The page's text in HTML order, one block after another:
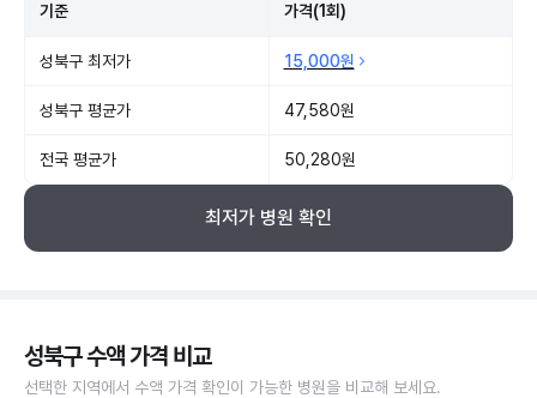
기준 가격(1회)
성북구 최저가 15,000원
성북구 평균가 47,580원
전국 평균가 50,280원
최저가 병원 확인
성북구 수액 가격 비교
선택한 지역에서 수액 가격 확인이 가능한 병원을 비교해 보세요.